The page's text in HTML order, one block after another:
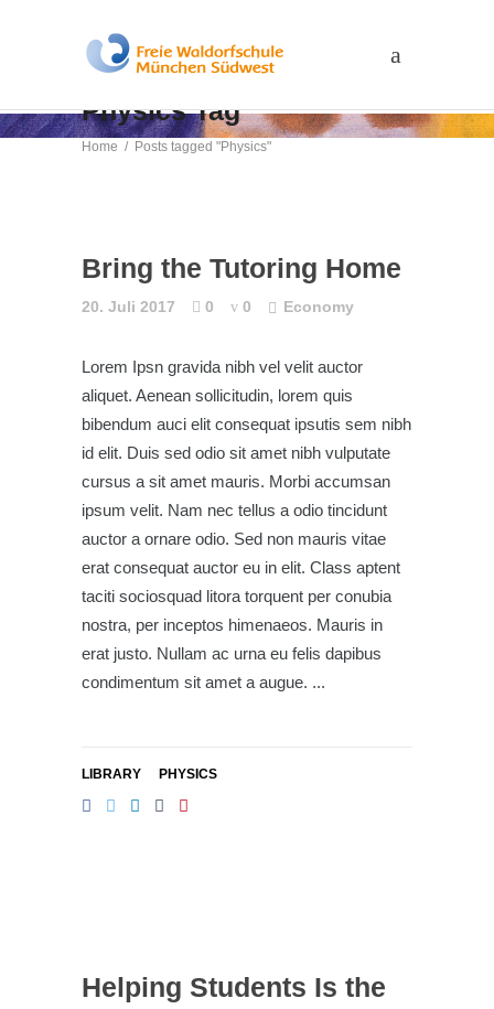
Physics Tag
Home / Posts tagged "Physics"
Bring the Tutoring Home
20. Juli 2017 0 0 Economy
Lorem Ipsn gravida nibh vel velit auctor
aliquet. Aenean sollicitudin, lorem quis
bibendum auci elit consequat ipsutis sem nibh
id elit. Duis sed odio sit amet nibh vulputate
cursus a sit amet mauris. Morbi accumsan
ipsum velit. Nam nec tellus a odio tincidunt
auctor a ornare odio. Sed non mauris vitae
erat consequat auctor eu in elit. Class aptent
taciti sociosquad litora torquent per conubia
nostra, per inceptos himenaeos. Mauris in
erat justo. Nullam ac urna eu felis dapibus
condimentum sit amet a augue.
LIBRARY PHYSICS
Helping Students Is the